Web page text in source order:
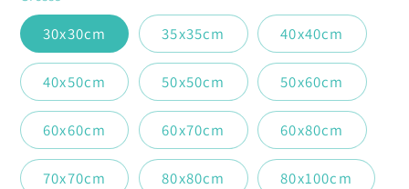
30x30cm 35x35cm 40x40cm
40x50cm 50x50cm 50x60cm
60x60cm 60x70cm 60x80cm
70x70cm 80x80cm 80x100cm